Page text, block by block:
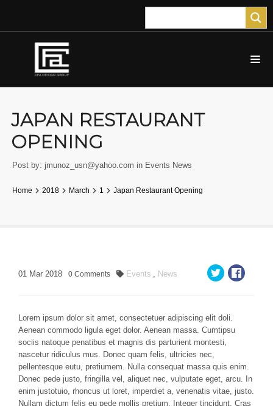
JAPAN RESTAURANT
OPENING
Post by: jmunoz_usn@yahoo.com in Events News
Home 2018 March 1 Japan Restaurant Opening
01 Mar 2018 0 Comments Events News
Lorem ipsum dolor sit amet, consectetuer adipiscing elit doli.
Aenean commodo ligula eget dolor. Aenean massa. Cumtipsu
sociis natoque penatibus et magnis dis parturient montesti,
nascetur ridiculus mus. Donec quam felis, ultricies nec,
pellentesque eutu, pretiumem. Nulla consequat massa quis enim.
Donec pede justo, fringilla vel, aliquet nec, vulputate eget, arcu. In
enim justotuio, rhoncus ut loret, imperdiet a, venenatis vitae, justo.
Nullam dictum felis eu pede mollis pretium. Integer tincidunt. Cras